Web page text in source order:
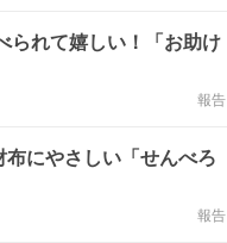
られて嬉しい！「お助け
報告
にやさしい「せんべろ
報告